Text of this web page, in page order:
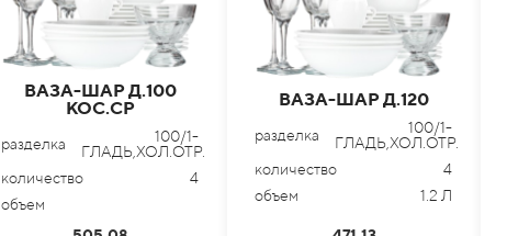
ВАЗА-ШАР Д.100
КОС.СР
разделка
100/1-
ГЛАДЬ,ХОЛ.ОТР.
количество
4
объем
ВАЗА-ШАР Д.120
разделка
100/1-
ГЛАДЬ,ХОЛ.ОТР.
количество
4
объем
1.2 Л